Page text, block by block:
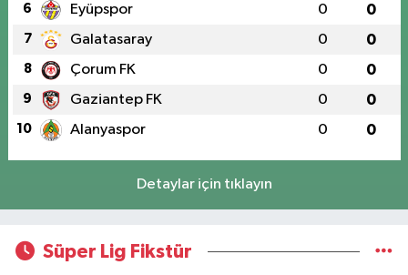
6 Eyüpspor 0 0
7 Galatasaray 0 0
8 Çorum FK 0 0
9 Gaziantep FK 0 0
10 Alanyaspor 0 0
Detaylar için tıklayın
Süper Lig Fikstür